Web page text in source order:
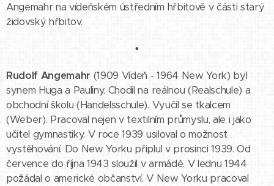
Angemahr na vídeňském ústředním hřbitově v části starý
židovský hřbitov.
•
Rudolf Angemahr (1909 Vídeň - 1964 New York) byl
synem Huga a Pauliny. Chodil na reálnou (Realschule) a
obchodní školu (Handelsschule). Vyučil se tkalcem
(Weber). Pracoval nejen v textilním průmyslu, ale i jako
učitel gymnastiky. V roce 1939 usiloval o možnost
vystěhování. Do New Yorku připlul v prosinci 1939. Od
července do října 1943 sloužil v armádě. V lednu 1944
požádal o americké občanství. V New Yorku pracoval